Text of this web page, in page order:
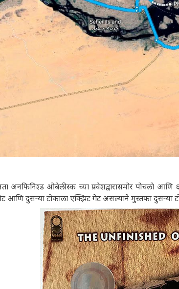
अनफिनिश्ड ओबेलीस्क च्या प्रवेशद्वारासमोर पोचलो
गेट आणि दुसऱ्या टोकाला एक्झिट गेट असल्याने मुस्तफा दुसऱ्या